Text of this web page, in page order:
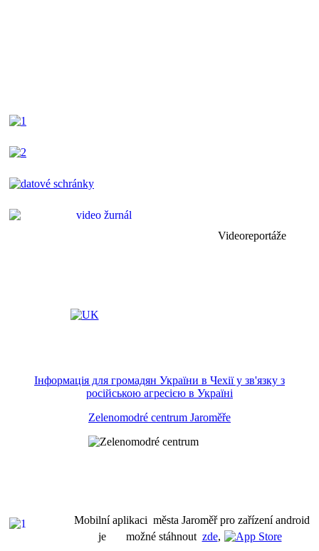
Videoreportáže
Інформація для громадян України в Чехії у зв'язку з
російською агресією в Україні
Zelenomodré centrum Jaroměře
Mobilní aplikaci města Jaroměř pro zařízení android
je možné stáhnout zde,